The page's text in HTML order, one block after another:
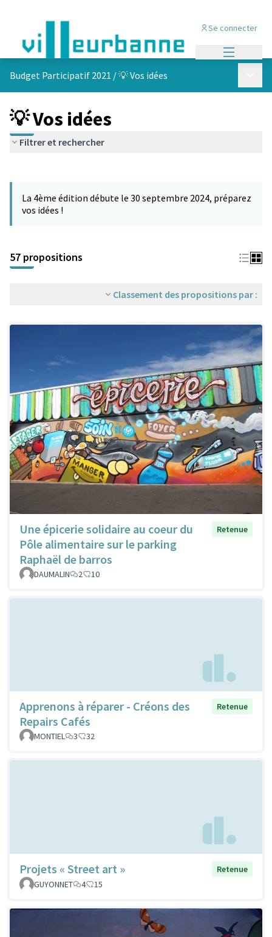
Se connecter
Budget Participatif 2021 /💡 Vos idées
💡 Vos idées
Filtrer et rechercher
La 4ème édition débute le 30 septembre 2024, préparez
vos idées !
57 propositions
Classement des propositions par :
Une épicerie solidaire au coeur du
Pôle alimentaire sur le parking
Raphaël de barros
Retenue
DAUMALIN 2 10
Apprenons à réparer - Créons des
Repairs Cafés
Retenue
MONTIEL 3 32
Projets « Street art »
Retenue
GUYONNET
4 15